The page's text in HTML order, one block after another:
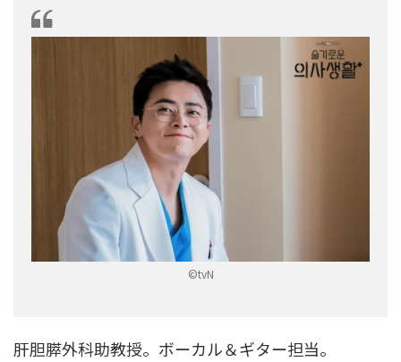
©tvN
肝胆膵外科助教授。ボーカル＆ギター担当。